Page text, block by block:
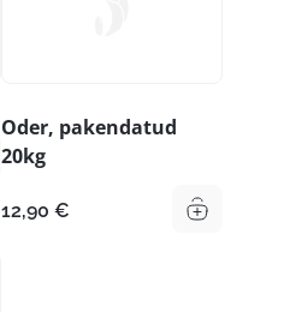
Oder, pakendatud
20kg
12,90 €